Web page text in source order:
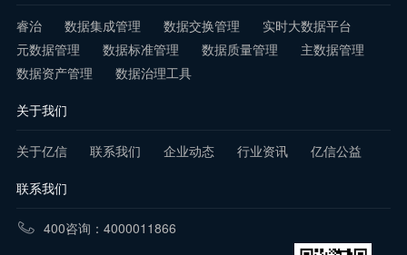
睿治 数据集成管理 数据交换管理
实时大数据平台
元数据管理
数据标准管理 数据质量管理
主数据管理
数据资产管理
数据治理工具
关于我们
关于亿信 联系我们 企业动态 行业资讯 亿信公益
联系我们
400咨询：4000011866